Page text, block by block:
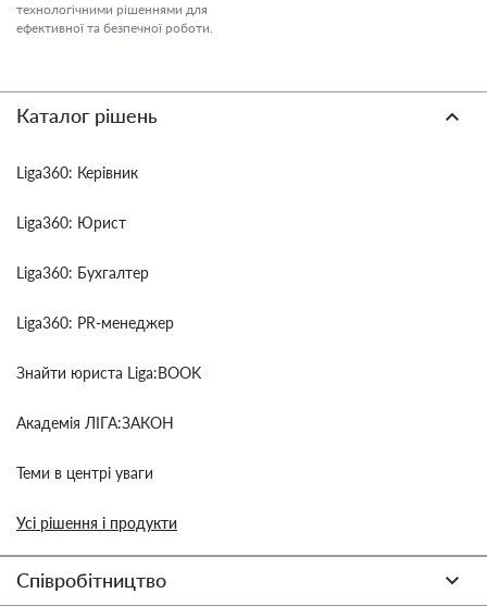
технологічними рішеннями для
ефективної та безпечної роботи.
Каталог рішень
Liga360: Керівник
Liga360: Юрист
Liga360: Бухгалтер
Liga360: PR-менеджер
Знайти юриста Liga:BOOK
Академія ЛІГА:ЗАКОН
Теми в центрі уваги
Усі рішення і продукти
Співробітництво